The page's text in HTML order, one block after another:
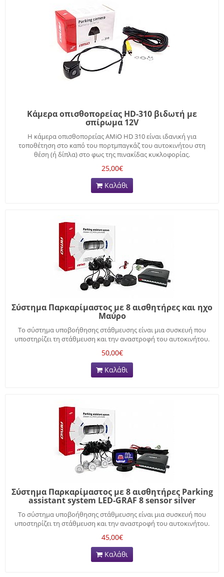
Κάμερα οπισθοπορείας HD-310 βιδωτή με
σπίρωμα 12V
Η κάμερα οπισθοπορείας AMiO HD 310 είναι ιδανική για
τοποθέτηση στο καπό του πορτμπαγκάζ του αυτοκινήτου στη
θέση (ή δίπλα) στο φως της πινακίδας κυκλοφορίας.
25,00€
Καλάθι
Σύστημα Παρκαρίμαστος με 8 αισθητήρες και ηχο
Μαύρο
Το σύστημα υποβοήθησης στάθμευσης είναι μια συσκευή που
υποστηρίζει τη στάθμευση και την αναστροφή του αυτοκινήτου.
50,00€
Καλάθι
Σύστημα Παρκαρίμαστος με 8 αισθητήρες Parking
assistant system LED-GRAF 8 sensor silver
Το σύστημα υποβοήθησης στάθμευσης είναι μια συσκευή που
υποστηρίζει τη στάθμευση και την αναστροφή του αυτοκινήτου.
45,00€
Καλάθι